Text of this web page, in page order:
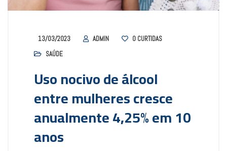
13/03/2023 ADMIN 0 CURTIDAS
SAÚDE
Uso nocivo de álcool
entre mulheres cresce
anualmente 4,25% em 10
anos